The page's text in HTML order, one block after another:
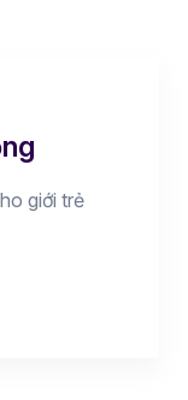
giới trẻ